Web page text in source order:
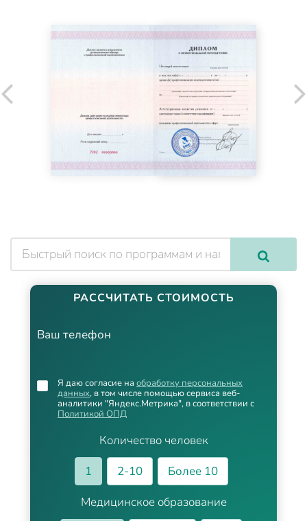
РАССЧИТАТЬ СТОИМОСТЬ
Ваш телефон
Количество человек
1
2-10
Более 10
Медицинское образование
Я даю согласие на обработку персональных
данных, в том числе помощью сервиса веб-
аналитики "Яндекс.Метрика", в соответствии с
Политикой ОПД